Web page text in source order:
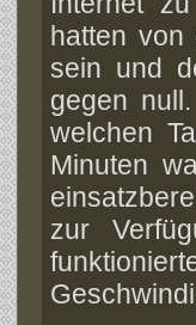
hatten
sein und
gegen
welchen
Minuten
zur